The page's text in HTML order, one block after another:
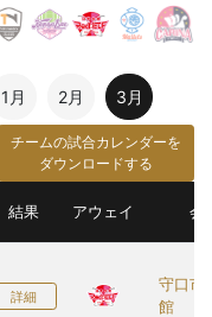
1月 2月 3月
チームの試合カレンダーを
ダウンロードする
結果 アウェイ 会
詳細
守口市
館